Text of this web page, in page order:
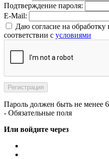
Подтверждение пароля:
E-Mail:
Даю согласие на
соответствии с условиями
Пароль должен быть не менее
- Обязательные поля
Или войдите через